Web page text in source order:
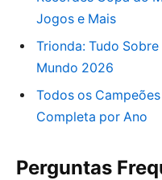
Jogos e Mais
Trionda: Tudo
Mundo 2026
Todos os
Completa por Ano
Perguntas